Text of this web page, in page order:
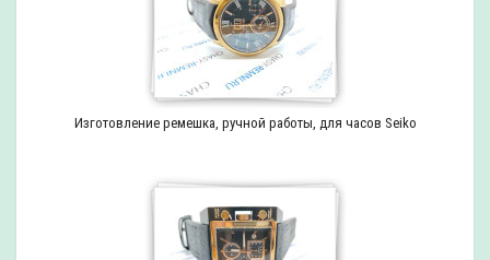
Изготовление ремешка, ручной работы, для часов Seiko